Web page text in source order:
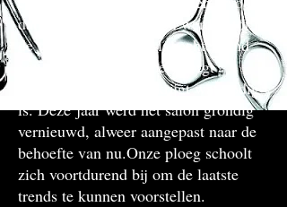
dat we een gekend salon werden tot in
de wijde omgeving.
Als rechterhand
van ons allen (1 kapper) zorgt
hij ervoor dat u alles krijgt wat nodig
is. Deze jaar werd het salon grondig
vernieuwd, alweer aangepast naar de
behoefte van nu.Onze ploeg schoolt
zich voortdurend bij om de laatste
trends te kunnen voorstellen.